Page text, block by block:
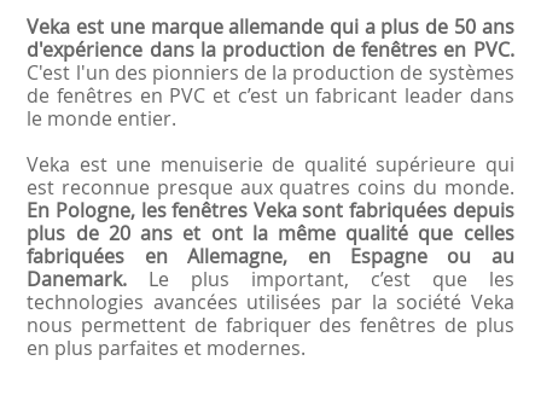
Veka est une marque allemande qui a plus de 50 ans
d'expérience dans la production de fenêtres en PVC.
C'est l'un des pionniers de la production de systèmes
de fenêtres en PVC et c’est un fabricant leader dans
le monde entier.
Veka est une menuiserie de qualité supérieure qui
est reconnue presque aux quatres coins du monde.
En Pologne, les fenêtres Veka sont fabriquées depuis
plus de 20 ans et ont la même qualité que celles
fabriquées en Allemagne, en Espagne ou au
Danemark. Le plus important, c’est que les
technologies avancées utilisées par la société Veka
nous permettent de fabriquer des fenêtres de plus
en plus parfaites et modernes.